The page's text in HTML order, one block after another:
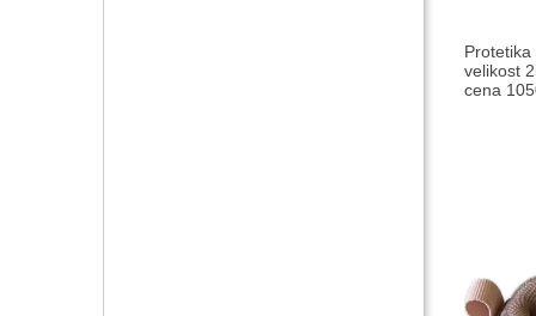
velikost
cena